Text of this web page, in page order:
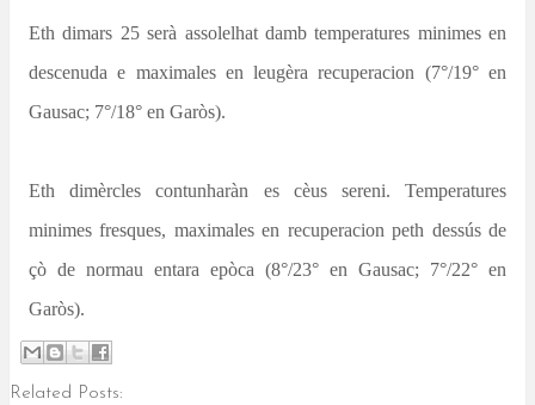
Eth dimars 25 serà assolelhat damb temperatures minimes en
descenuda e maximales en leugèra recuperacion (7°/19° en
Gausac; 7°/18° en Garòs).
Eth dimèrcles contunharàn es cèus sereni. Temperatures
minimes fresques, maximales en recuperacion peth dessús de
çò de normau entara epòca (8°/23° en Gausac; 7°/22° en
Garòs).
Related Posts: